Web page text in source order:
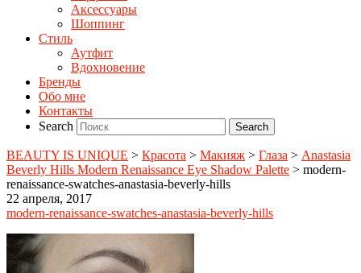
Аксессуары
Шоппинг
Стиль
Аутфит
Вдохновение
Бренды
Обо мне
Контакты
Search
BEAUTY IS UNIQUE > Красота > Макияж > Глаза > Anastasia
Beverly Hills Modern Renaissance Eye Shadow Palette > modern-
renaissance-swatches-anastasia-beverly-hills
22 апреля, 2017
modern-renaissance-swatches-anastasia-beverly-hills